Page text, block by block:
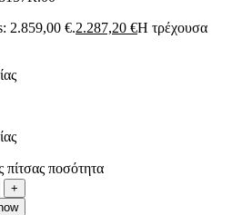
2.859,00 €.2.287,20 €Η τρέχουσα
ποσότητα